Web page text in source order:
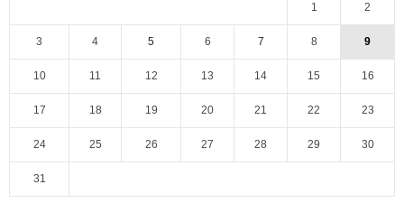
1 2
3 4 5 6 7 8 9
10 11 12 13 14 15 16
17 18 19 20 21 22 23
24 25 26 27 28 29 30
31